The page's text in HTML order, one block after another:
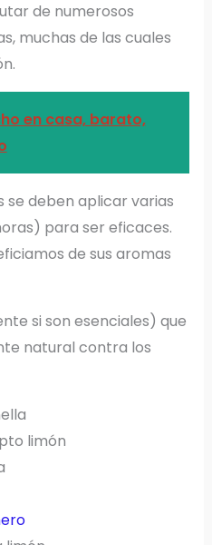
de numerosos
muchas de las cuales
en casa, barato,
se deben aplicar varias
para ser eficaces.
de sus aromas
si son esenciales) que
natural contra los
limón